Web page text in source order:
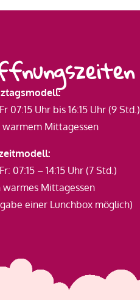
07:15 Uhr bis 16:15 Uhr (9 Std.)
warmem Mittagessen
07:15 – 14:15 Uhr (7 Std.)
warmes Mittagessen
einer Lunchbox möglich)